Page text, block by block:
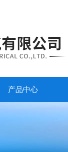
产品中心